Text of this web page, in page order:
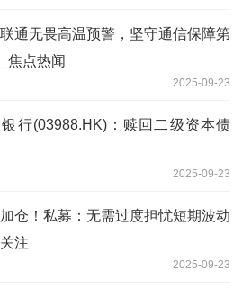
通无畏高温预警，坚守通信保障第
焦点热闻
2025-09-23
行(03988.HK)：赎回二级资本债
2025-09-23
仓！私募：无需过度担忧短期波动
注
2025-09-23